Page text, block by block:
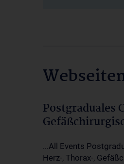
...All Events
Herz-, Thorax-,